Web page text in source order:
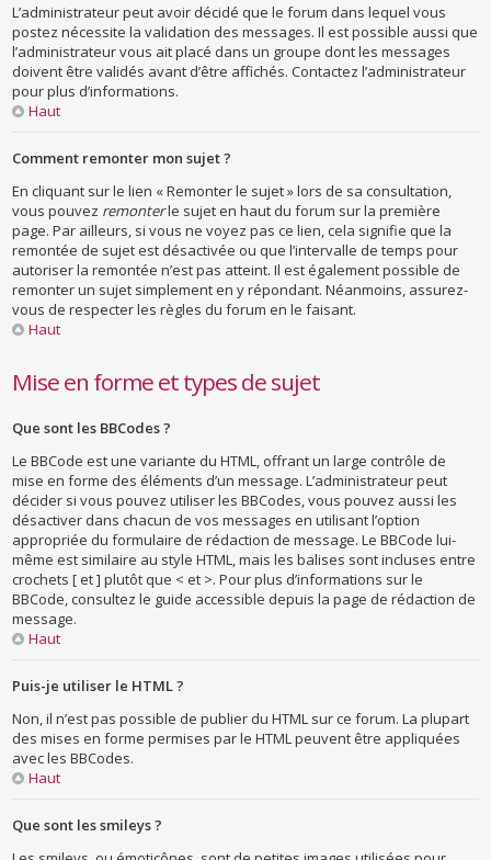
L’administrateur peut avoir décidé que le forum dans lequel vous
postez nécessite la validation des messages. Il est possible aussi que
l’administrateur vous ait placé dans un groupe dont les messages
doivent être validés avant d’être affichés. Contactez l’administrateur
pour plus d’informations.
Haut
Comment remonter mon sujet ?
En cliquant sur le lien « Remonter le sujet » lors de sa consultation,
vous pouvez remonterle sujet en haut du forum sur la première
page. Par ailleurs, si vous ne voyez pas ce lien, cela signifie que la
remontée de sujet est désactivée ou que l’intervalle de temps pour
autoriser la remontée n’est pas atteint. Il est également possible de
remonter un sujet simplement en y répondant. Néanmoins, assurez-
vous de respecter les règles du forum en le faisant.
Haut
Mise en forme et types de sujet
Que sont les BBCodes ?
Le BBCode est une variante du HTML, offrant un large contrôle de
mise en forme des éléments d’un message. L’administrateur peut
décider si vous pouvez utiliser les BBCodes, vous pouvez aussi les
désactiver dans chacun de vos messages en utilisant l’option
appropriée du formulaire de rédaction de message. Le BBCode lui-
même est similaire au style HTML, mais les balises sont incluses entre
crochets [ et ] plutôt que < et >. Pour plus d’informations sur le
BBCode, consultez le guide accessible depuis la page de rédaction de
message.
Haut
Puis-je utiliser le HTML ?
Non, il n’est pas possible de publier du HTML sur ce forum. La plupart
des mises en forme permises par le HTML peuvent être appliquées
avec les BBCodes.
Haut
Que sont les smileys ?